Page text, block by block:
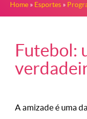
Home » Esportes »
Futebol:
A amizade é uma